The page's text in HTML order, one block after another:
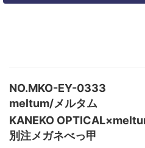
NO.MKO-EY-0333
meltum/メルタム
KANEKO
別注メガネべっ甲